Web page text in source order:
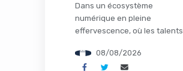
Dans un écosystème
numérique en pleine
effervescence, où les talents
jamais, de nombreux
développeurs, chefs de projet
08/08/2026